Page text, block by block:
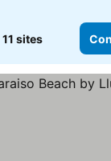
11 sites